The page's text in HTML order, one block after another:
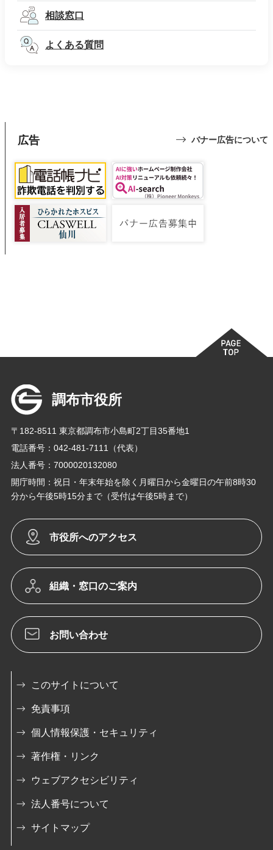
相談窓口
よくある質問
広告 バナー広告について
調布市役所
〒182-8511 東京都調布市小島町2丁目35番地1
電話番号：042-481-7111（代表）
法人番号：7000020132080
開庁時間：祝日・年末年始を除く月曜日から金曜日の午前8時30
分から午後5時15分まで（受付は午後5時まで）
市役所へのアクセス
組織・窓口のご案内
お問い合わせ
このサイトについて
免責事項
個人情報保護・セキュリティ
著作権・リンク
ウェブアクセシビリティ
法人番号について
サイトマップ